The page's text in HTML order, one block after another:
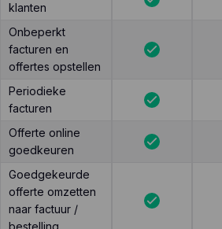
klanten
Onbeperkt
facturen en
offertes opstellen
Periodieke
facturen
Offerte online
goedkeuren
Goedgekeurde
offerte omzetten
naar factuur /
bestelling